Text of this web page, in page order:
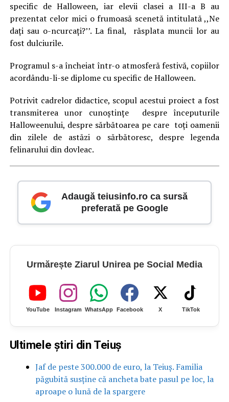
specific de Halloween, iar elevii clasei a III-a B au
prezentat celor mici o frumoasă scenetă intitulată ,,Ne
daţi sau o-ncurcaţi?’’. La final, răsplata muncii lor au
fost dulciurile.
Programul s-a încheiat într-o atmosferă festivă, copiilor
acordându-li-se diplome cu specific de Halloween.
Potrivit cadrelor didactice, scopul acestui proiect a fost
transmiterea unor cunoştinţe despre începuturile
Halloweenului, despre sărbătoarea pe care toţi oamenii
din zilele de astăzi o sărbătoresc, despre legenda
felinarului din dovleac.
Adaugă teiusinfo.ro ca sursă
preferată pe Google
Urmărește Ziarul Unirea pe Social Media
YouTube Instagram WhatsApp Facebook X TikTok
Ultimele știri din Teiuș
Jaf de peste 300.000 de euro, la Teiuș. Familia
păgubită susține că ancheta bate pasul pe loc, la
aproape o lună de la spargere